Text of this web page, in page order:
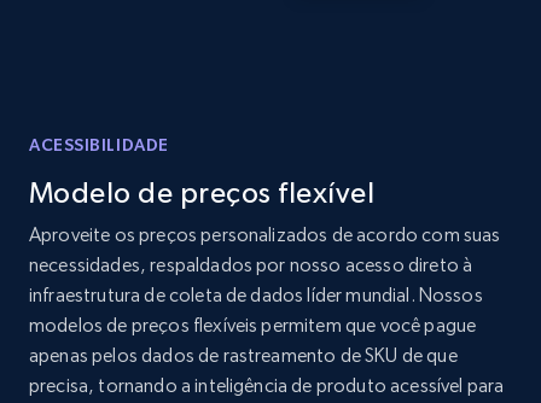
Home Depot US
URL, Domain, Country code, Model number,
Sku, Product id, Product name, Manufacturer,
and more.
2.1K+ 353+ Comece agora
ACESSIBILIDADE
Modelo de preços flexível
Aproveite os preços personalizados de acordo com suas
necessidades, respaldados por nosso acesso direto à
infraestrutura de coleta de dados líder mundial. Nossos
modelos de preços flexíveis permitem que você pague
apenas pelos dados de rastreamento de SKU de que
precisa, tornando a inteligência de produto acessível para